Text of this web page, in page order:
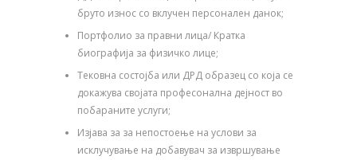
бруто износ со вклучен персонален данок;
Портфолио за правни лица/ Кратка
биографија за физичко лице;
Тековна состојба или ДРД образец со која се
докажува својата професонална дејност во
побараните услуги;
Изјава за за непостоење на услови за
исклучување на добавувач за извршување